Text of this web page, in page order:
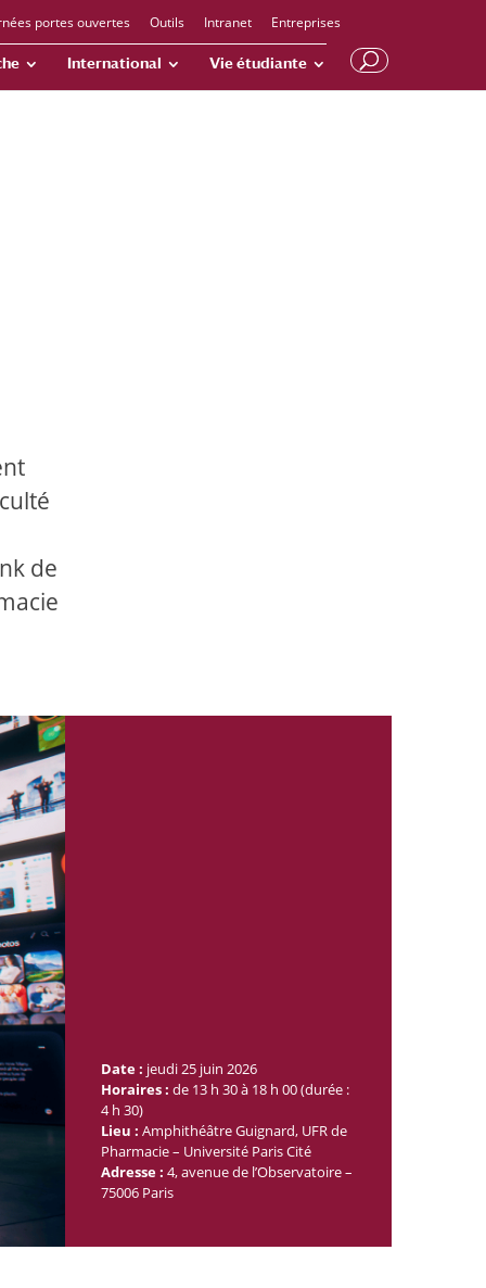
portes ouvertes Outils Intranet Entreprises
International Vie étudiante
de
Date : jeudi 25 juin 2026
Horaires : de 13 h 30 à 18 h 00 (durée :
4 h 30)
Lieu : Amphithéâtre Guignard, UFR de
Pharmacie – Université Paris Cité
Adresse : 4, avenue de l’Observatoire –
75006 Paris